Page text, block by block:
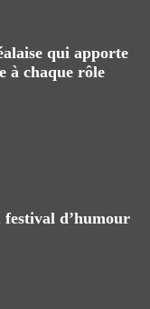
qui apporte
à chaque rôle
festival d’humour